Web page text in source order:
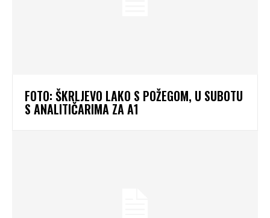
FOTO: ŠKRLJEVO LAKO S POŽEGOM, U SUBOTU
S ANALITIČARIMA ZA A1